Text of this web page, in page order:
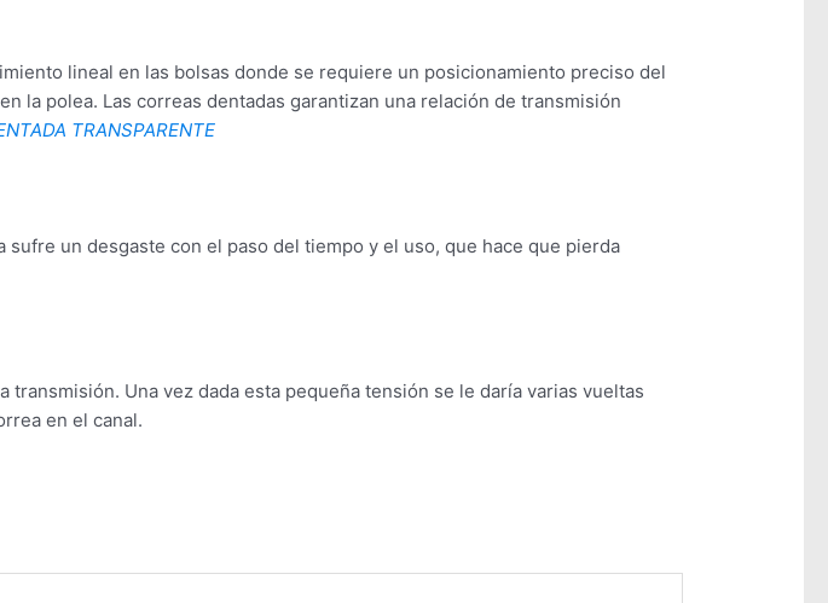
lineal en las bolsas donde se requiere un posicionamiento preciso del
la polea. Las correas dentadas garantizan una relación de transmisión
TRANSPARENTE
un desgaste con el paso del tiempo y el uso, que hace que pierda
Una vez dada esta pequeña tensión se le daría varias vueltas
en el canal.